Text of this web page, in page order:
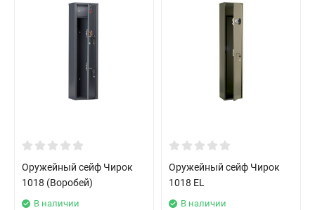
Оружейный сейф Чирок
1018 (Воробей)
В наличии
Оружейный сейф Чирок
1018 EL
В наличии